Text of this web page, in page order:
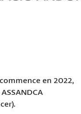
en 2022,